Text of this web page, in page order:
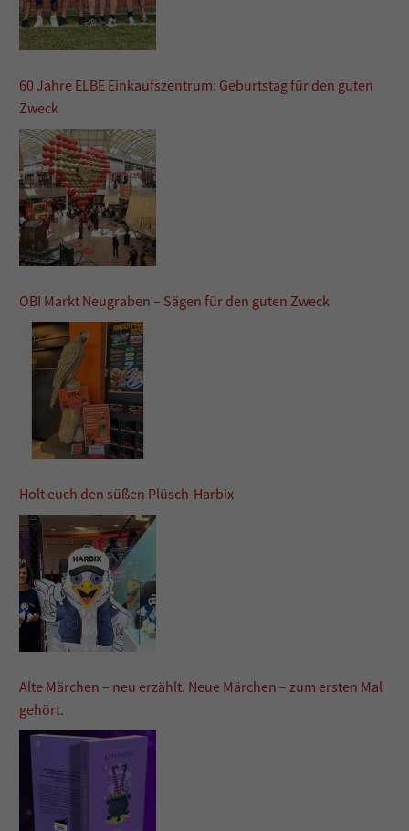
60 Jahre ELBE Einkaufszentrum: Geburtstag für den guten
Zweck
OBI Markt Neugraben – Sägen für den guten Zweck
Holt euch den süßen Plüsch-Harbix
Alte Märchen – neu erzählt. Neue Märchen – zum ersten Mal
gehört.